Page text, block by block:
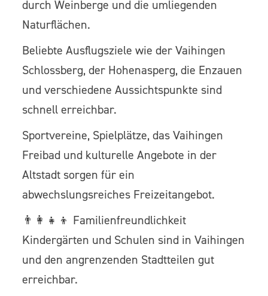
durch Weinberge und die umliegenden
Naturflächen.
Beliebte Ausflugsziele wie der Vaihingen
Schlossberg, der Hohenasperg, die Enzauen
und verschiedene Aussichtspunkte sind
schnell erreichbar.
Sportvereine, Spielplätze, das Vaihingen
Freibad und kulturelle Angebote in der
Altstadt sorgen für ein
abwechslungsreiches Freizeitangebot.
👨‍👩‍👧‍👦 Familienfreundlichkeit
Kindergärten und Schulen sind in Vaihingen
und den angrenzenden Stadtteilen gut
erreichbar.